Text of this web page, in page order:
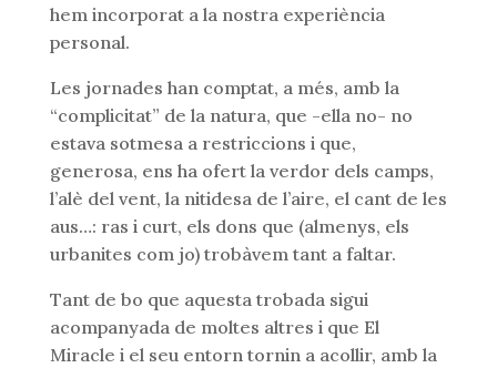
hem incorporat a la nostra experiència
personal.
Les jornades han comptat, a més, amb la
“complicitat” de la natura, que -ella no- no
estava sotmesa a restriccions i que,
generosa, ens ha ofert la verdor dels camps,
l’alè del vent, la nitidesa de l’aire, el cant de les
aus…: ras i curt, els dons que (almenys, els
urbanites com jo) trobàvem tant a faltar.
Tant de bo que aquesta trobada sigui
acompanyada de moltes altres i que El
Miracle i el seu entorn tornin a acollir, amb la